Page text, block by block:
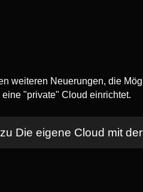
weiteren Neuerungen, die
"private" Cloud einrichtet.
Die eigene Cloud mit